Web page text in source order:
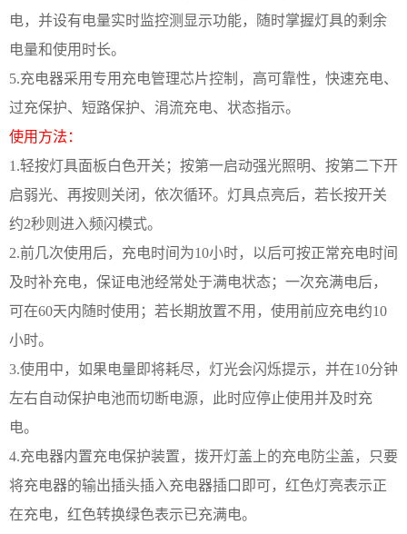
电，并设有电量实时监控测显示功能，随时掌握灯具的剩余
电量和使用时长。
5.充电器采用专用充电管理芯片控制，高可靠性，快速充电、
过充保护、短路保护、涓流充电、状态指示。
使用方法：
1.轻按灯具面板白色开关；按第一启动强光照明、按第二下开
启弱光、再按则关闭，依次循环。灯具点亮后，若长按开关
约2秒则进入频闪模式。
2.前几次使用后，充电时间为10小时，以后可按正常充电时间
及时补充电，保证电池经常处于满电状态；一次充满电后，
可在60天内随时使用；若长期放置不用，使用前应充电约10
小时。
3.使用中，如果电量即将耗尽，灯光会闪烁提示，并在10分钟
左右自动保护电池而切断电源，此时应停止使用并及时充
电。
4.充电器内置充电保护装置，拨开灯盖上的充电防尘盖，只要
将充电器的输出插头插入充电器插口即可，红色灯亮表示正
在充电，红色转换绿色表示已充满电。